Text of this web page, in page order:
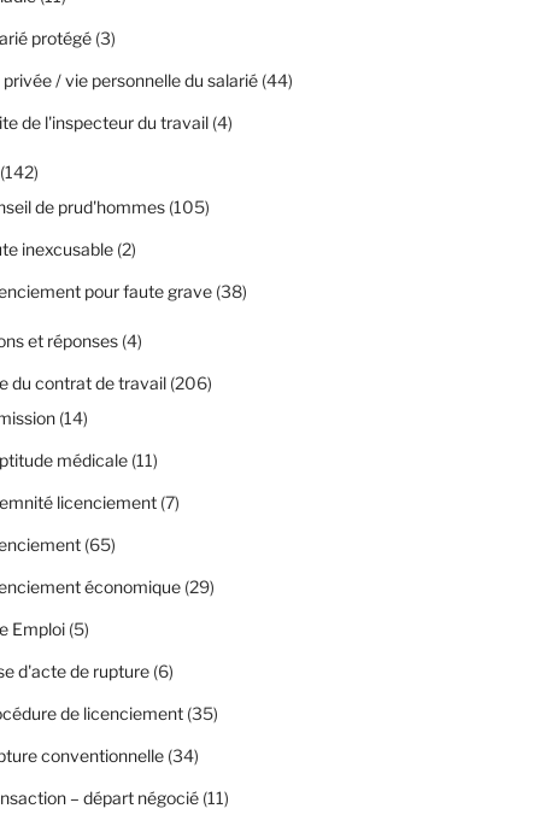
protégé(3)
/ vie personnelle du salarié(44)
de l'inspecteur du travail(4)
de prud'hommes(105)
inexcusable(2)
pour faute grave(38)
et réponses(4)
du contrat de travail(206)
(14)
médicale(11)
licenciement(7)
(65)
économique(29)
Emploi(5)
d'acte de rupture(6)
de licenciement(35)
conventionnelle(34)
– départ négocié(11)